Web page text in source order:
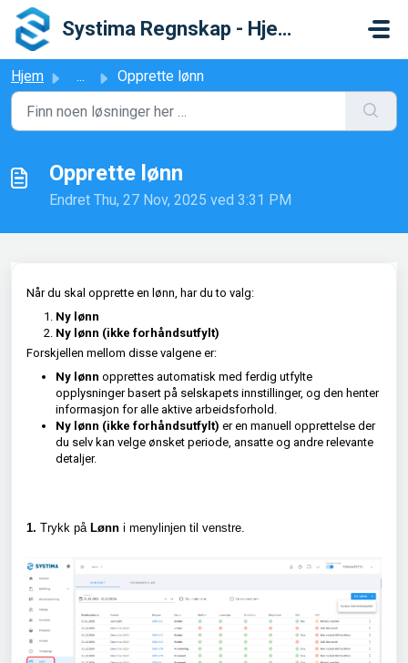
Gå til hovedinnhold
Systima Regnskap - Hjelpesenter
Hjem ... Opprette lønn
Opprette lønn
Endret Thu, 27 Nov, 2025 ved 3:31 PM
Når du skal opprette en lønn, har du to valg:
Ny lønn
Ny lønn (ikke forhåndsutfylt)
Forskjellen mellom disse valgene er:
Ny lønn opprettes automatisk med ferdig utfylte
opplysninger basert på selskapets innstillinger, og den henter
informasjon for alle aktive arbeidsforhold.
Ny lønn (ikke forhåndsutfylt) er en manuell opprettelse der
du selv kan velge ønsket periode, ansatte og andre relevante
detaljer.
1. Trykk påLønn i menylinjen til venstre.